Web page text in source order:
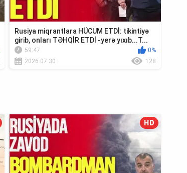
Rusiya miqrantlara HÜCUM ETDİ: tikintiyə
girib, onları TƏHQİR ETDİ -yerə yıxıb...T...
59:47
0%
2026.07.30
128
HD